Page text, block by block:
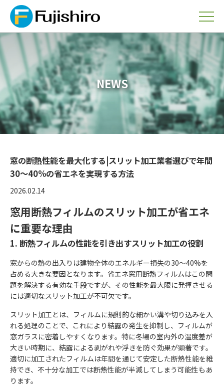
NEWS
窓の断熱性能を最大化する|スリット加工業者選びで年間
30～40%の省エネを実現する方法
2026.02.14
窓用断熱フィルムのスリット加工が省エネ
に重要な理由
1. 断熱フィルムの性能を引き出すスリット加工の役割
窓からの熱の出入りは建物全体のエネルギー損失の30～40%を
占める大きな要因となります。省エネ窓用断熱フィルムはこの問
題を解決する有効な手段ですが、その性能を最大限に発揮させる
には適切なスリット加工が不可欠です。
スリット加工とは、フィルムに規則的な細かい溝や切り込みを入
れる処理のことで、これにより結露の発生を抑制し、フィルムが
窓ガラスに密着しやすくなります。特に冬場の室内外の温度差が
大きい時期に、結露による剥がれや浮きを防ぐ効果が顕著です。
適切に加工されたフィルムは年間を通じて安定した断熱性能を維
持でき、不十分な加工では断熱性能が半減してしまう可能性もあ
ります。